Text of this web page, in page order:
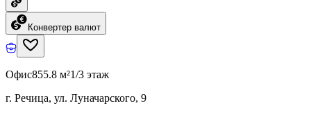
Конвертер валют
Офис855.8 м²1/3 этаж
г. Речица, ул. Луначарского, 9